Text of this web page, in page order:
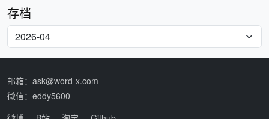
存档
邮箱：ask@word-x.com
微信：eddy5600